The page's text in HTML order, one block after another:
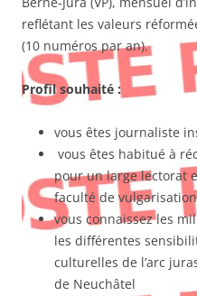
reflétant les valeurs
(10 numéros par an).
Profil souhaité :
vous êtes journaliste
vous êtes habitué à
pour un large lectorat
faculté de vulgarisation
vous connaissez les
les différentes
culturelles de l’arc
de Neuchâtel